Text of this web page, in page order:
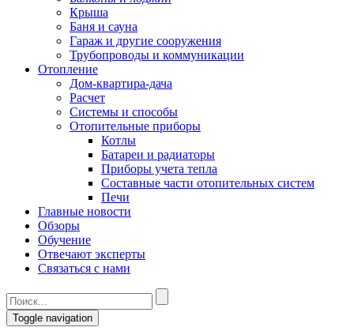
Крыша
Баня и сауна
Гараж и другие сооружения
Трубопроводы и коммуникации
Отопление
Дом-квартира-дача
Расчет
Системы и способы
Отопительные приборы
Котлы
Батареи и радиаторы
Приборы учета тепла
Составные части отопительных систем
Печи
Главные новости
Обзоры
Обучение
Отвечают эксперты
Связаться с нами
Toggle navigation